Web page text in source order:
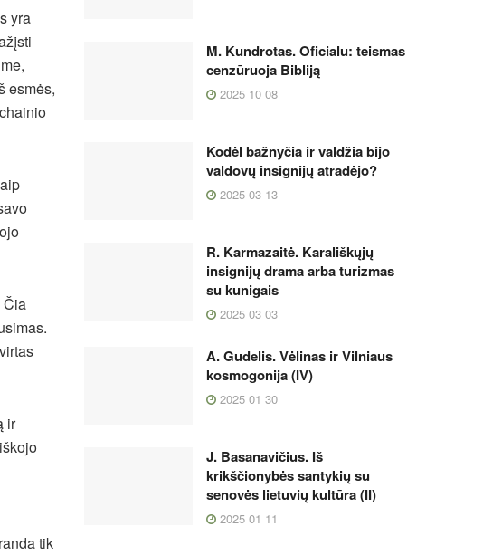
yra
esmės,
Čia
ir
tik
M. Kundrotas. Oficialu: teismas
cenzūruoja Bibliją
2025 10 08
Kodėl bažnyčia ir valdžia bijo
valdovų insignijų atradėjo?
2025 03 13
R. Karmazaitė. Karališkųjų
insignijų drama arba turizmas
su kunigais
2025 03 03
A. Gudelis. Vėlinas ir Vilniaus
kosmogonija (IV)
2025 01 30
J. Basanavičius. Iš
krikščionybės santykių su
senovės lietuvių kultūra (II)
2025 01 11